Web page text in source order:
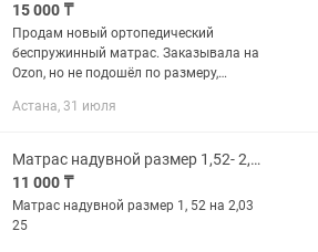
15 000 ₸
Продам новый ортопедический
беспружинный матрас. Заказывала на
Ozon, но не подошёл по размеру,
190×75×8 см. Комфортный, подойдёт
Астана, 31 июля
Матрас надувной размер 1,52- 2,03
11 000 ₸
Матрас надувной размер 1, 52 на 2,03
25